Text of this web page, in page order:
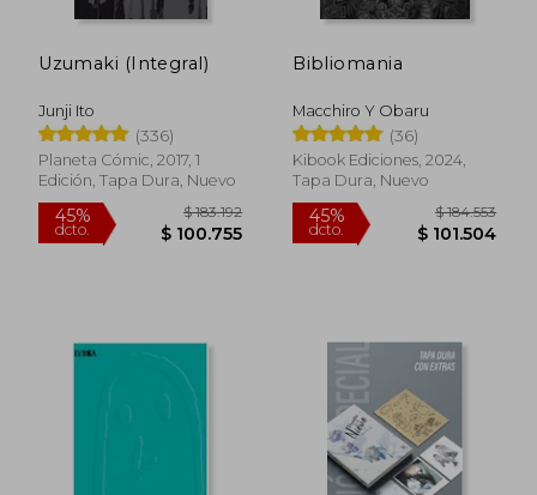
Uzumaki (Integral)
Junji Ito
(336)
Planeta Cómic, 2017, 1
Edición, Tapa Dura, Nuevo
45%
$ 100.755
Bibliomania
Macchiro Y Obaru
(36)
Kibook Ediciones, 2024,
Tapa Dura, Nuevo